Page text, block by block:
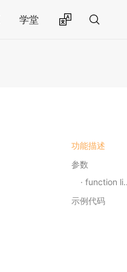
学堂
功能描述
参数
function listener
示例代码